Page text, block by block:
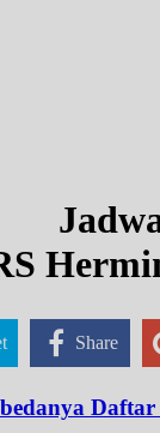
Share